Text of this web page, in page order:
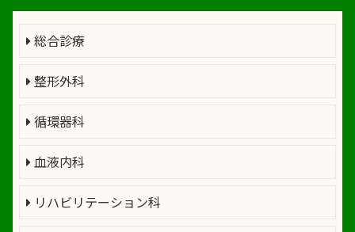
総合診療
整形外科
循環器科
血液内科
リハビリテーション科